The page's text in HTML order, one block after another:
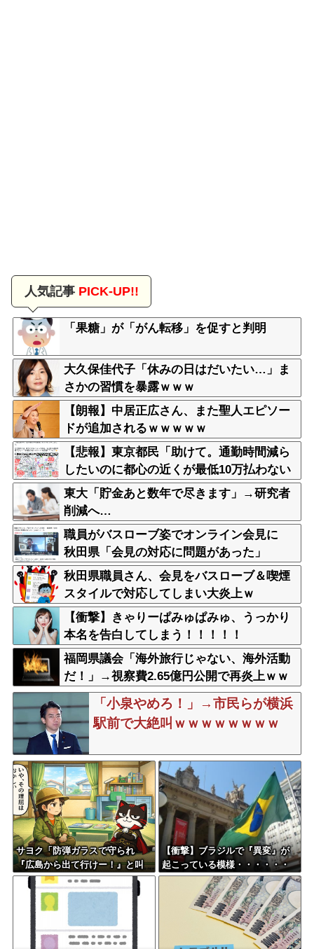
人気記事PICK-UP!!
「果糖」が「がん転移」を促すと判明
大久保佳代子「休みの日はだいたい…」ま
さかの習慣を暴露ｗｗｗ
【朗報】中居正広さん、また聖人エピソー
ドが追加されるｗｗｗｗｗ
【悲報】東京都民「助けて。通勤時間減ら
したいのに都心の近くが最低10万払わない
と住めないの」
東大「貯金あと数年で尽きます」→研究者
削減へ…
職員がバスローブ姿でオンライン会見に
秋田県「会見の対応に問題があった」
秋田県職員さん、会見をバスローブ＆喫煙
スタイルで対応してしまい大炎上ｗ
【衝撃】きゃりーぱみゅぱみゅ、うっかり
本名を告白してしまう！！！！！
福岡県議会「海外旅行じゃない、海外活動
だ！」→視察費2.65億円公開で再炎上ｗｗ
ｗ
「小泉やめろ！」→市民らが横浜
駅前で大絶叫ｗｗｗｗｗｗｗｗ
サヨク「防弾ガラスで守られ
『広島から出て行けー！』と叫
ばれる。そういう人が日本の総
理大臣ということ」→「どこに
民意と書きました？」「勝手に
レッテル貼り付けないで」逆ギ
【衝撃】ブラジルで『異変』が
起こっている模様・・・・・・